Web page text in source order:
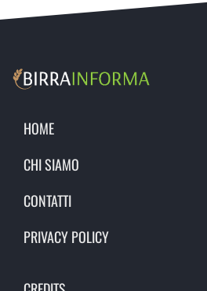
HOME
CHI SIAMO
CONTATTI
PRIVACY POLICY